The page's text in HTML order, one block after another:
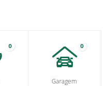
0 0
Garagem